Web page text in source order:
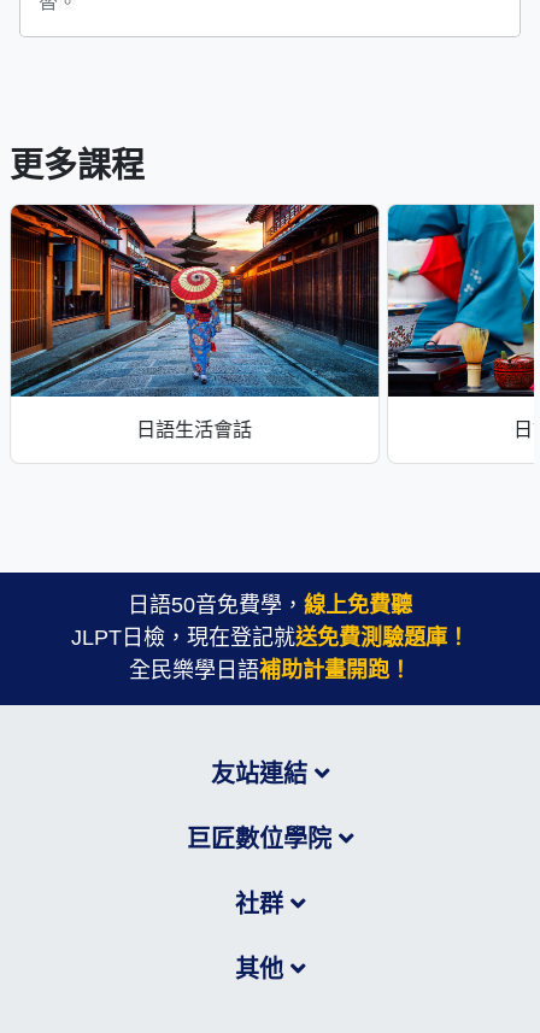
更多課程
日語生活會話
日語50音免費學， 線上免費聽
JLPT日檢，現在登記就送免費測驗題庫！
全民樂學日語補助計畫開跑！
友站連結
巨匠數位學院
社群
其他